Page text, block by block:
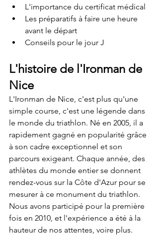
L'importance du certificat médical
Les préparatifs à faire une heure
avant le départ
Conseils pour le jour J
L'histoire de l'Ironman de
Nice
L'Ironman de Nice, c'est plus qu'une
simple course, c'est une légende dans
le monde du triathlon. Né en 2005, il a
rapidement gagné en popularité grâce
à son cadre exceptionnel et son
parcours exigeant. Chaque année, des
athlètes du monde entier se donnent
rendez-vous sur la Côte d'Azur pour se
mesurer à ce monument du triathlon.
Nous avons participé pour la première
fois en 2010, et l'expérience a été à la
hauteur de nos attentes, voire plus.